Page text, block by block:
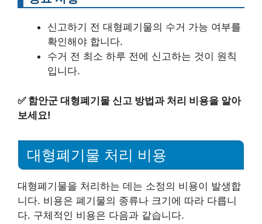
신고하기 전 대형폐기물의 수거 가능 여부를
확인해야 합니다.
수거 전 최소 하루 전에 신고하는 것이 원칙
입니다.
✅ 함안군 대형폐기물 신고 방법과 처리 비용을 알아
보세요!
대형폐기물 처리 비용
대형폐기물을 처리하는 데는 소정의 비용이 발생합
니다. 비용은 폐기물의 종류나 크기에 따라 다릅니
다. 구체적인 비용은 다음과 같습니다.